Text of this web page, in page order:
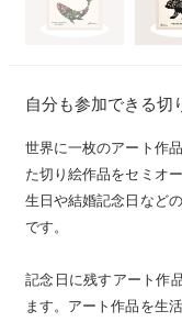
自分も参加できる切
世界に一枚のアート作
た切り絵作品をセミオ
生日や結婚記念日など
です。
記念日に残すアート作
ます。アート作品を生